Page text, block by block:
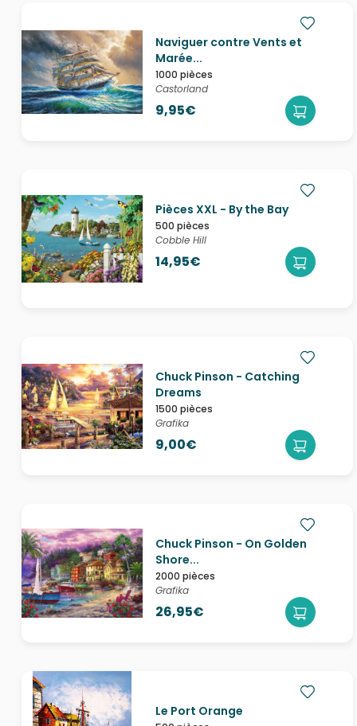
Naviguer contre Vents et
Marée...
1000 pièces
Castorland
9,95€
Pièces XXL - By the Bay
500 pièces
Cobble Hill
14,95€
Chuck Pinson - Catching
Dreams
1500 pièces
Grafika
9,00€
Chuck Pinson - On Golden
Shore...
2000 pièces
Grafika
26,95€
Le Port Orange